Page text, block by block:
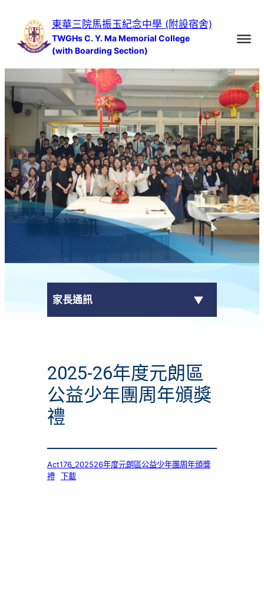
容
東華三院馬振玉紀念中學 (附設宿舍)
TWGHs C. Y. Ma Memorial College
(with Boarding Section)
家長通訊
家長通訊
學校通告
2025-26年度元朗區
公益少年團周年頒獎
禮
Act176_202526年度元朗區公益少年團周年頒獎
禮
下載